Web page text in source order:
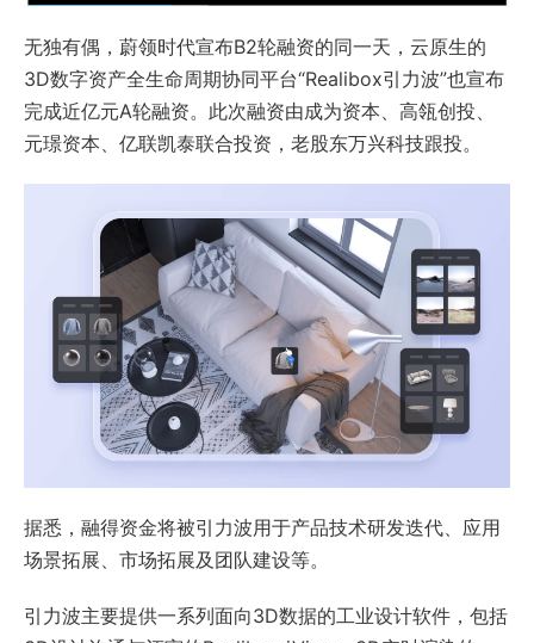
无独有偶，蔚领时代宣布B2轮融资的同一天，云原生的
3D数字资产全生命周期协同平台“Realibox引力波”也宣布
完成近亿元A轮融资。此次融资由成为资本、高瓴创投、
元璟资本、亿联凯泰联合投资，老股东万兴科技跟投。
据悉，融得资金将被引力波用于产品技术研发迭代、应用
场景拓展、市场拓展及团队建设等。
引力波主要提供一系列面向3D数据的工业设计软件，包括